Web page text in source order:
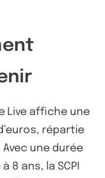
Live affiche une
répartie
Avec une durée
8 ans, la SCPI